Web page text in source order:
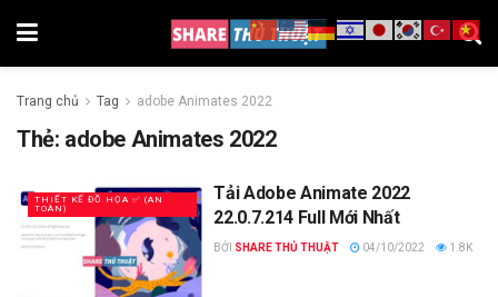
Trang chủ Tag adobe Animates 2022
Thẻ: adobe Animates 2022
THIẾT KẾ ĐỒ HỌA ✅ (AN
TOÀN)
Tải Adobe Animate 2022
22.0.7.214 Full Mới Nhất
BỞI SHARE THỦ THUẬT 04/10/2022 1.8K